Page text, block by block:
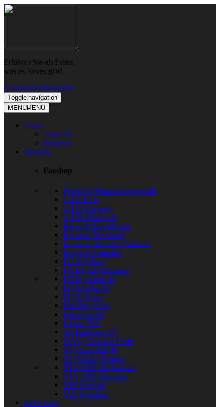
Skip
Skip
Erfahren Sie als Erster,
was es Neues gibt!
Newsletter abonnieren
Toggle navigation
MENUMENU
News
Aktuelles
Ratgeber
Fanshop
Fanshop
Deutsche Nationalmannschaft
1. FC Köln
1. FC Nürnberg
1. FSV Mainz 05
Bayer 04 Leverkusen
Borussia Dortmund
Borussia Mönchengladbach
Eintracht Frankfurt
FC Augsburg
FC Bayern München
FC Ingolstadt 04
FC Schalke 04
FC St. Pauli
Hamburger SV
Hannover 96
Hertha BSC
SC Paderborn 07
SpVgg Greuther Fürth
SV Darmstadt 98
SV Werder Bremen
TSG 1899 Hoffenheim
TSV 1860 München
VfB Stuttgart
VfL Wolfsburg
Bekleidung